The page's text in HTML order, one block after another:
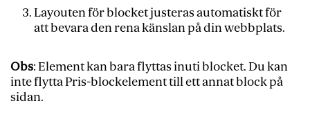
Layouten för blocket justeras automatiskt för
att bevara den rena känslan på din webbplats.
Obs: Element kan bara flyttas inuti blocket. Du kan
inte flytta Pris-blockelement till ett annat block på
sidan.